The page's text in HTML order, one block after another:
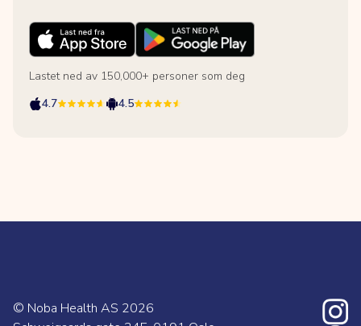
Lastet ned av 150,000+ personer som deg
4.7
4.5
© Noba Health AS 2026